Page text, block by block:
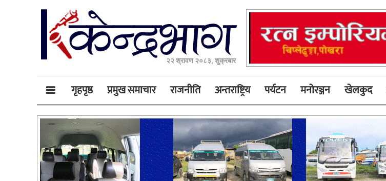
२२ श्रावण २०८३, शुक्रबार
गृहपृष्ठ प्रमुख समाचार राजनीति अन्तराष्ट्रिय पर्यटन मनोरञ्जन खेलकुद